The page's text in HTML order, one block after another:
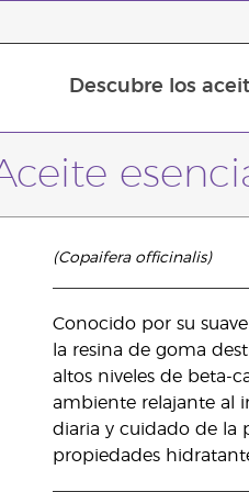
Descubre los
(Copaifera officinalis)
Conocido por su
la resina de goma
altos niveles de beta-
ambiente relajante al
diaria y cuidado de la
propiedades